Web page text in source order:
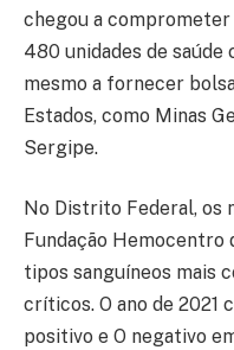
chegou a
480 unidades de saúde
mesmo a fornecer
Estados, como Minas
Sergipe.
No Distrito Federal, os
Fundação Hemocentro
tipos sanguíneos mais
críticos. O ano de 2021
positivo e O negativo